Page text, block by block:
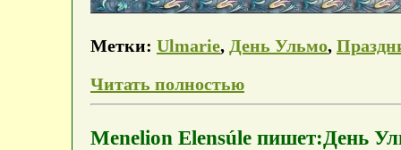
Метки: Ulmarie, День Ульмо,
Читать полностью
Menelion Elensúle пишет:День